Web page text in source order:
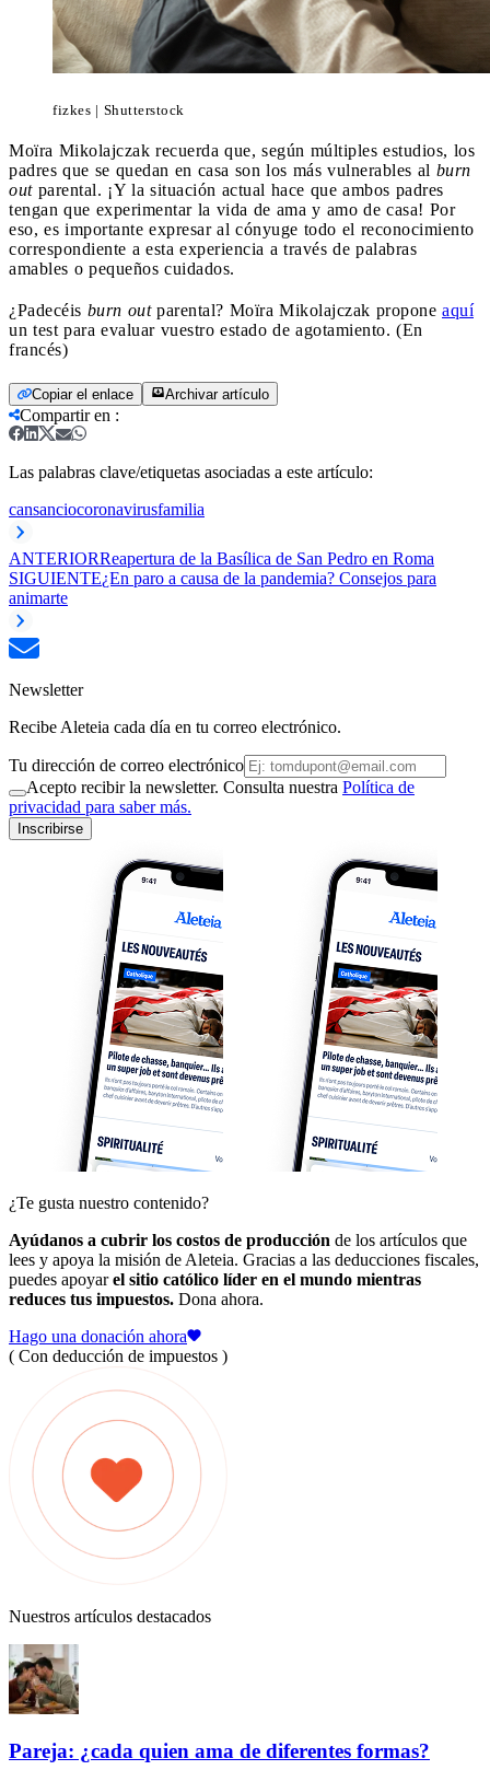
fizkes | Shutterstock
Moïra Mikolajczak recuerda que, según múltiples estudios, los
padres que se quedan en casa son los más vulnerables al burn
out parental. ¡Y la situación actual hace que ambos padres
tengan que experimentar la vida de ama y amo de casa! Por
eso, es importante expresar al cónyuge todo el reconocimiento
correspondiente a esta experiencia a través de palabras
amables o pequeños cuidados.
¿Padecéis burn out parental? Moïra Mikolajczak propone aquí
un test para evaluar vuestro estado de agotamiento. (En
francés)
Copiar el enlace Archivar artículo
Compartir en :
Las palabras clave/etiquetas asociadas a este artículo:
cansanciocoronavirusfamilia
ANTERIORReapertura de la Basílica de San Pedro en Roma
SIGUIENTE¿En paro a causa de la pandemia? Consejos para
animarte
Newsletter
Recibe Aleteia cada día en tu correo electrónico.
Tu dirección de correo electrónico
Acepto recibir la newsletter. Consulta nuestra Política de
privacidad para saber más.
Inscribirse
¿Te gusta nuestro contenido?
Ayúdanos a cubrir los costos de producción de los artículos que
lees y apoya la misión de Aleteia. Gracias a las deducciones fiscales,
puedes apoyarel sitio católico líder en el mundo mientras
reduces tus impuestos. Dona ahora.
Hago una donación ahora
( Con deducción de impuestos )
Nuestros artículos destacados
Pareja: ¿cada quien ama de diferentes formas?